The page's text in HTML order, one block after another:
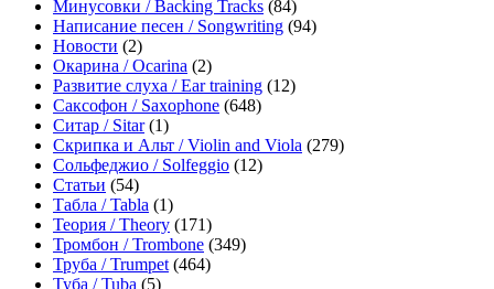
Минусовки / Backing Tracks (84)
Написание песен / Songwriting (94)
Новости (2)
Окарина / Ocarina (2)
Развитие слуха / Ear training (12)
Саксофон / Saxophone (648)
Ситар / Sitar(1)
Скрипка и Альт / Violin and Viola (279)
Сольфеджио / Solfeggio (12)
Статьи (54)
Табла / Tabla (1)
Теория / Theory (171)
Тромбон / Trombone (349)
Труба / Trumpet (464)
Туба / Tuba (5)